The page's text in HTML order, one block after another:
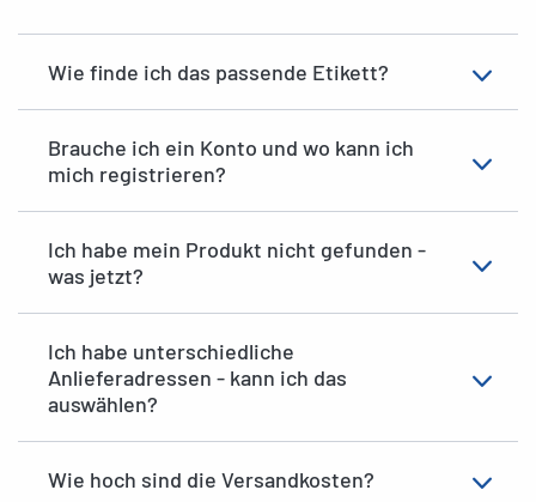
Wie finde ich das passende Etikett?
Brauche ich ein Konto und wo kann ich
mich registrieren?
Ich habe mein Produkt nicht gefunden -
was jetzt?
Ich habe unterschiedliche
Anlieferadressen - kann ich das
auswählen?
Wie hoch sind die Versandkosten?